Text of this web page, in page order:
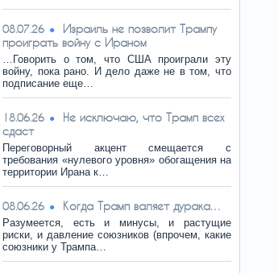
08.07.26
Израиль не позволит Трампу
проиграть войну с Ираном
…Говорить о том, что США проиграли эту
войну, пока рано. И дело даже не в том, что
подписание еще…
18.06.26
Не исключаю, что Трамп всех
сдаст
Переговорный акцент смещается с
требования «нулевого уровня» обогащения на
территории Ирана к…
08.06.26 Когда Трамп валяет дурака…
Разумеется, есть и минусы, и растущие
риски, и давление союзников (впрочем, какие
союзники у Трампа…